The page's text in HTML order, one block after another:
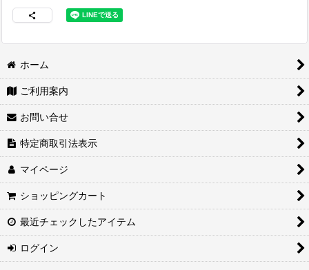
100]
2,460円(税込)
CLEAR170]
紙管巻出荷（合皮生
ホーム
ご利用案内
お問い合せ
特定商取引法表示
マイページ
ショッピングカート
最近チェックしたアイテム
ログイン